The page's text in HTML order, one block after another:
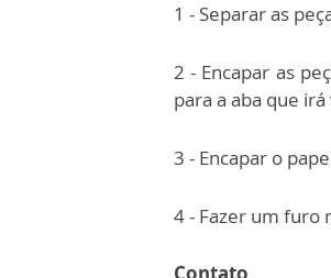
1 - Separar as
2 - Encapar as
para a aba que
3 - Encapar o
4 - Fazer um furo